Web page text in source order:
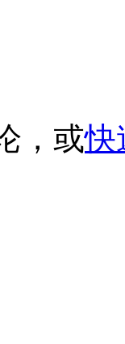
，或快